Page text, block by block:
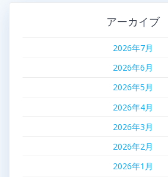
アーカイブ
2026年7月
2026年6月
2026年5月
2026年4月
2026年3月
2026年2月
2026年1月